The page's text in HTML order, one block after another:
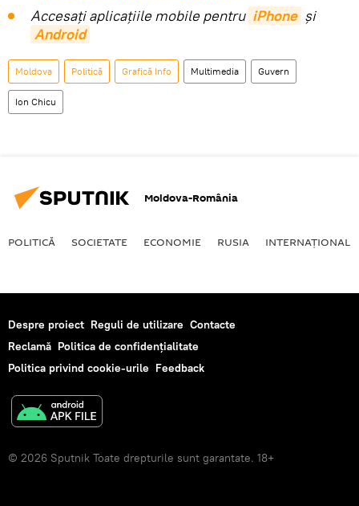
Accesaţi aplicaţiile mobile pentru iPhone și
Android
Moldova Politică Grafică Info Multimedia Guvern
Ion Chicu
Moldova-România
POLITICĂ SOCIETATE ECONOMIE RUSIA INTERNAŢIONAL
Despre proiect Reguli de utilizare Contacte
Reclamă Politica de confidențialitate
Politica privind cookie-urile Feedback
© 2026 Sputnik Toate drepturile sunt garantate. 18+